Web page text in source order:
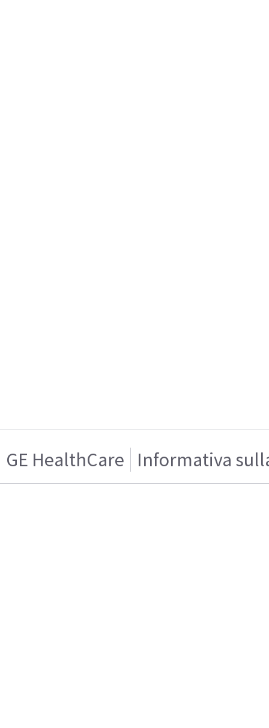
GE HealthCare Informativa